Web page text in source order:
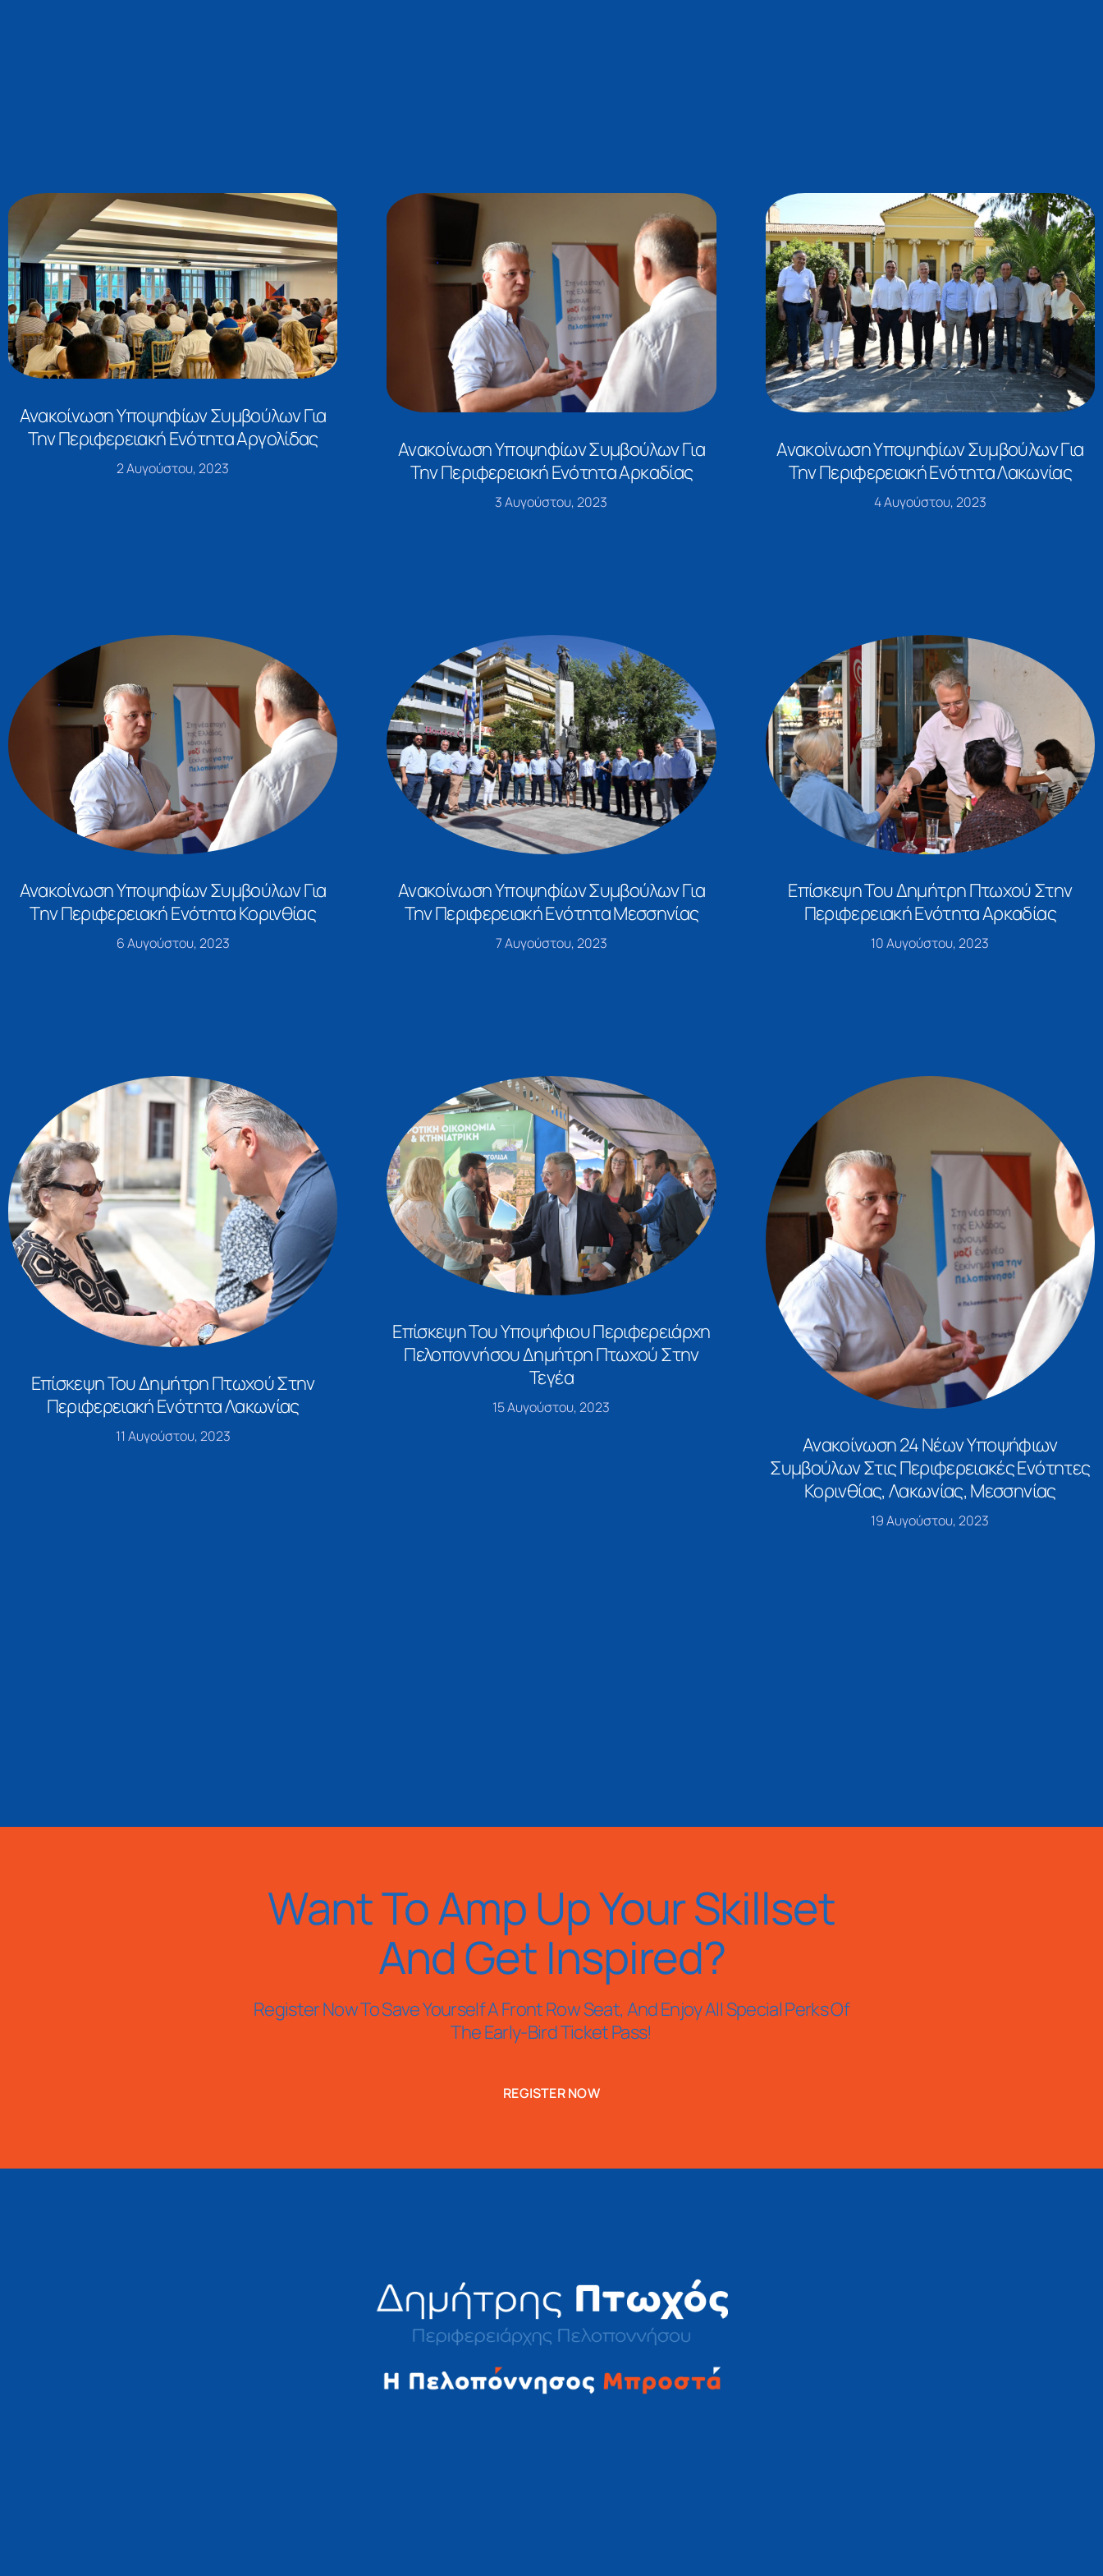
Ανακοίνωση Υποψηφίων Συμβούλων Για
Την Περιφερειακή Ενότητα Αργολίδας
2 Αυγούστου, 2023
Ανακοίνωση Υποψηφίων Συμβούλων Για
Την Περιφερειακή Ενότητα Αρκαδίας
3 Αυγούστου, 2023
Ανακοίνωση Υποψηφίων Συμβούλων Για
Την Περιφερειακή Ενότητα Λακωνίας
4 Αυγούστου, 2023
Ανακοίνωση Υποψηφίων Συμβούλων Για
Την Περιφερειακή Ενότητα Κορινθίας
6 Αυγούστου, 2023
Ανακοίνωση Υποψηφίων Συμβούλων Για
Την Περιφερειακή Ενότητα Μεσσηνίας
7 Αυγούστου, 2023
Επίσκεψη Του Δημήτρη Πτωχού Στην
Περιφερειακή Ενότητα Αρκαδίας
10 Αυγούστου, 2023
Επίσκεψη Του Δημήτρη Πτωχού Στην
Περιφερειακή Ενότητα Λακωνίας
11 Αυγούστου, 2023
Επίσκεψη Του Υποψήφιου Περιφερειάρχη
Πελοποννήσου Δημήτρη Πτωχού Στην
Τεγέα
15 Αυγούστου, 2023
Ανακοίνωση 24 Νέων Υποψήφιων
Συμβούλων Στις Περιφερειακές Ενότητες
Κορινθίας, Λακωνίας, Μεσσηνίας
19 Αυγούστου, 2023
Want To Amp Up Your Skillset
And Get Inspired?
Register Now To Save Yourself A Front Row Seat, And Enjoy All Special Perks Of
The Early-Bird Ticket Pass!
REGISTER NOW